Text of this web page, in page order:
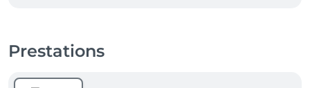
the world’s leading professional spray tanning
Prestations